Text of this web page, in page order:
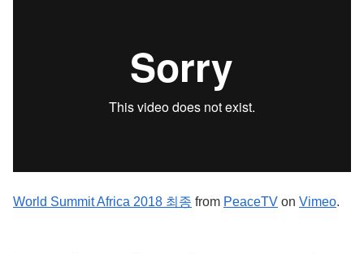
World Summit Africa 2018 최종 from PeaceTV on Vimeo.